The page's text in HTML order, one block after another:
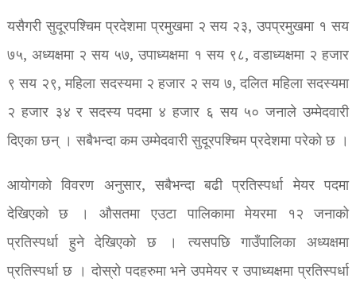
यसैगरी सुदूरपश्चिम प्रदेशमा प्रमुखमा २ सय २३, उपप्रमुखमा १ सय
७५, अध्यक्षमा २ सय ५७, उपाध्यक्षमा १ सय ९८, वडाध्यक्षमा २ हजार
९ सय २९, महिला सदस्यमा २ हजार २ सय ७, दलित महिला सदस्यमा
२ हजार ३४ र सदस्य पदमा ४ हजार ६ सय ५० जनाले उम्मेदवारी
दिएका छन् । सबैभन्दा कम उम्मेदवारी सुदूरपश्चिम प्रदेशमा परेको छ ।
आयोगको विवरण अनुसार, सबैभन्दा बढी प्रतिस्पर्धा मेयर पदमा
देखिएको छ । औसतमा एउटा पालिकामा मेयरमा १२ जनाको
प्रतिस्पर्धा हुने देखिएको छ । त्यसपछि गाउँपालिका अध्यक्षमा
प्रतिस्पर्धा छ । दोस्रो पदहरुमा भने उपमेयर र उपाध्यक्षमा प्रतिस्पर्धा